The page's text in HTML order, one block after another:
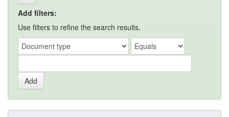
Add filters:
Use filters to refine the search results.